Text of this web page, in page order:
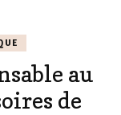
au
de